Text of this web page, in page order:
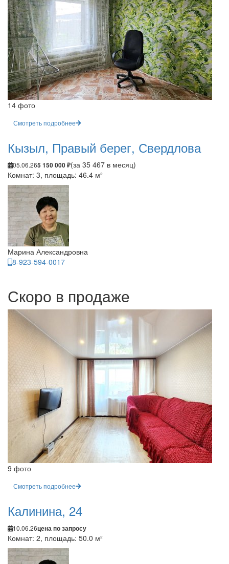
14 фото
Смотреть подробнее
Кызыл, Правый берег, Свердлова
05.06.265 150 000 ₽(за 35 467 в месяц)
Комнат: 3, площадь: 46.4 м²
Марина Александровна
8-923-594-0017
Скоро в продаже
9 фото
Смотреть подробнее
Калинина, 24
10.06.26цена по запросу
Комнат: 2, площадь: 50.0 м²